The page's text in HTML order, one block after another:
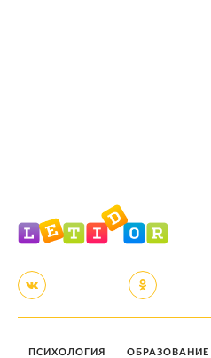
ПСИХОЛОГИЯ ОБРАЗОВАНИЕ